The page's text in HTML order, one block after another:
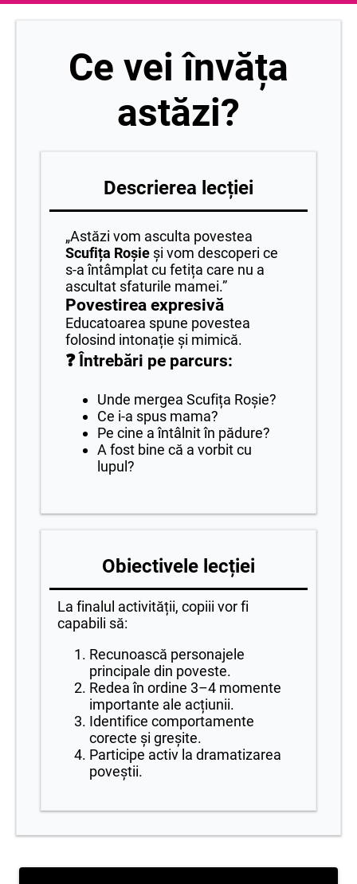
Ce vei învăța
astăzi?
Descrierea lecției
„Astăzi vom asculta povestea
Scufița Roșie și vom descoperi ce
s-a întâmplat cu fetița care nu a
ascultat sfaturile mamei.”
Povestirea expresivă
Educatoarea spune povestea
folosind intonație și mimică.
❓ Întrebări pe parcurs:
Unde mergea Scufița Roșie?
Ce i-a spus mama?
Pe cine a întâlnit în pădure?
A fost bine că a vorbit cu
lupul?
Obiectivele lecției
La finalul activității, copiii vor fi
capabili să:
Recunoască personajele
principale din poveste.
Redea în ordine 3–4 momente
importante ale acțiunii.
Identifice comportamente
corecte și greșite.
Participe activ la dramatizarea
poveștii.